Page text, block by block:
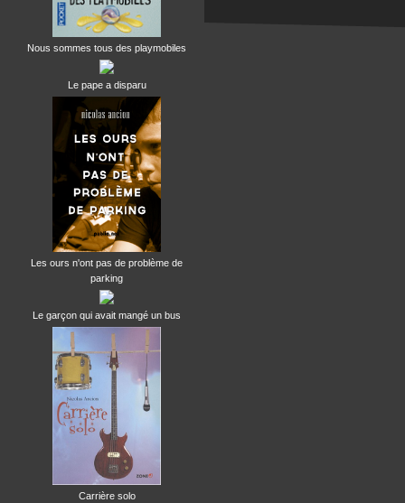
Nous sommes tous des playmobiles
Le pape a disparu
Les ours n'ont pas de problème de
parking
Le garçon qui avait mangé un bus
Carrière solo